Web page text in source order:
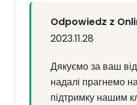
Odpowiedz z
2023.11.28
Дякуємо за ваш
надалі прагнемо
підтримку нашим